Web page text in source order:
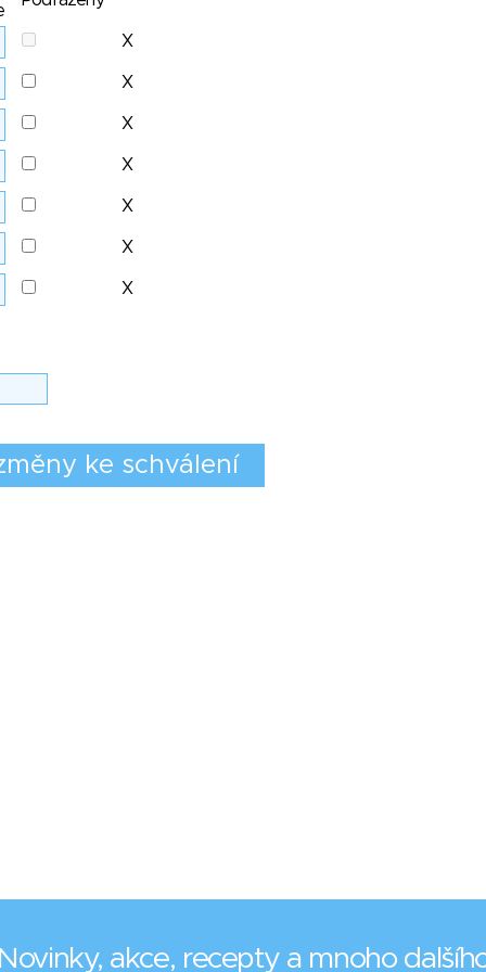
X
X
X
X
X
X
X
akce, recepty a mnoho